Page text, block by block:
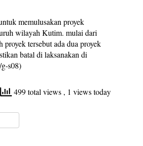
memulusakan proyek
wilayah Kutim. mulai dari
tersebut ada dua proyek
batal di laksanakan di
s08)
499 total views , 1 views today